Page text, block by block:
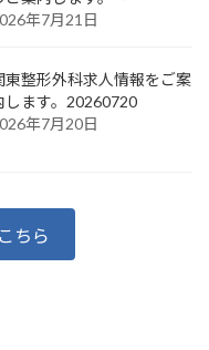
年7月21日
東整形外科求人情報をご案
します。20260720
年7月20日
ちら